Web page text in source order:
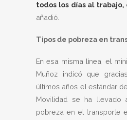
todos los días al
añadió.
Tipos de pobreza en
En esa misma línea, el
Muñoz indicó que
últimos años el estándar
Movilidad se ha llevado
pobreza en el transporte